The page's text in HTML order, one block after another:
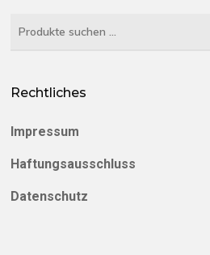
Suchen
Rechtliches
Impressum
Haftungsausschluss
Datenschutz